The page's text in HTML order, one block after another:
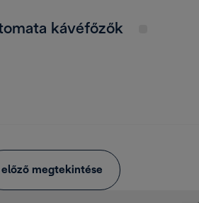
kávéfőzők
előző megtekintése